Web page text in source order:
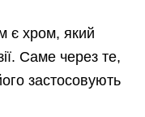
є хром, який
Саме через те,
застосовують